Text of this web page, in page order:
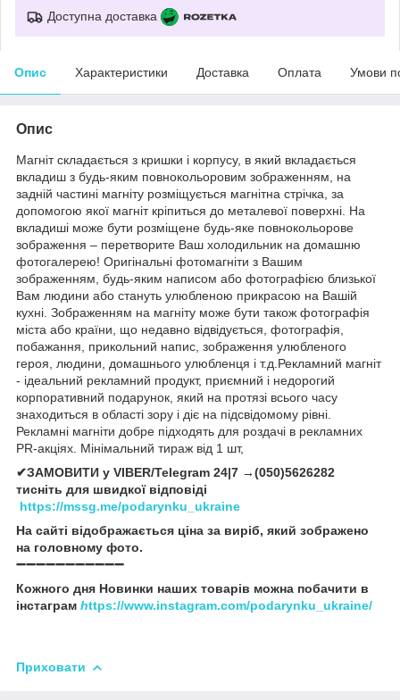
Доступна доставка
Опис Характеристики Доставка Оплата Умови
Опис
Магніт складається з кришки і корпусу, в який вкладається
вкладиш з будь-яким повнокольоровим зображенням, на
задній частині магніту розміщується магнітна стрічка, за
допомогою якої магніт кріпиться до металевої поверхні. На
вкладиші може бути розміщене будь-яке повнокольорове
зображення – перетворите Ваш холодильник на домашню
фотогалерею! Оригінальні фотомагніти з Вашим
зображенням, будь-яким написом або фотографією близької
Вам людини або стануть улюбленою прикрасою на Вашій
кухні. Зображенням на магніту може бути також фотографія
міста або країни, що недавно відвідується, фотографія,
побажання, прикольний напис, зображення улюбленого
героя, людини, домашнього улюбленця і т.д.Рекламний магніт
- ідеальний рекламний продукт, приємний і недорогий
корпоративний подарунок, який на протязі всього часу
знаходиться в області зору і діє на підсвідомому рівні.
Рекламні магніти добре підходять для роздачі в рекламних
PR-акціях. Мінімальний тираж від 1 шт,
✔ЗАМОВИТИ у VIBER/Telegram 24|7 →(050)5626282
тисніть для швидкої відповіді
https://mssg.me/podarynku_ukraine
На сайті відображається ціна за виріб, який зображено
на головному фото.
➖➖➖➖➖➖➖➖➖➖➖
Кожного дня Новинки наших товарів можна побачити в
інстаграм https://www.instagram.com/podarynku_ukraine/
Приховати